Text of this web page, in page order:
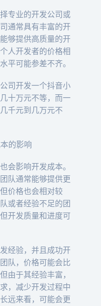
专业的开发公司或
通常具有丰富的开
够提供高质量的开
人开发者的价格相
平可能参差不齐。
司开发一个抖音小
十万元不等，而一
千元到几万元不
的影响
会影响开发成本。
队通常能够提供更
价格也会相对较
或者经验不足的团
开发质量和进度可
经验，并且成功开
队，价格可能会比
由于其经验丰富，
，减少开发过程中
远来看，可能会更